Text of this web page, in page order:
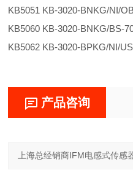
KB5051 KB-3020-BNKG/NI/
KB5060 KB-3020-BNKG/BS-
KB5062 KB-3020-BPKG/NI/
产品咨询